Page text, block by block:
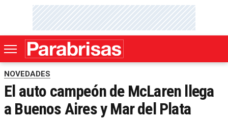
NOVEDADES
El auto campeón de McLaren llega
a Buenos Aires y Mar del Plata